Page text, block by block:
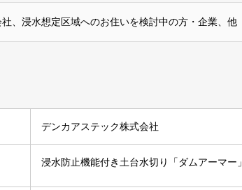
、浸水想定区域へのお住いを検討中の方・企業、他
デンカアステック株式会社
浸水防止機能付き土台水切り「ダムアーマー」